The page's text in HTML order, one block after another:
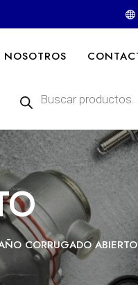
NOSOTROS
productos
CORRUGADO